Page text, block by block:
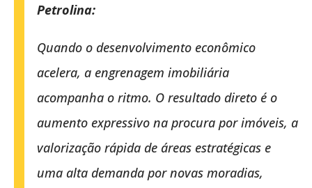
Petrolina:
Quando o desenvolvimento econômico
acelera, a engrenagem imobiliária
acompanha o ritmo. O resultado direto é o
aumento expressivo na procura por imóveis, a
valorização rápida de áreas estratégicas e
uma alta demanda por novas moradias,